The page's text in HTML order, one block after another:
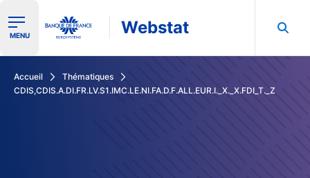
Ouvrir le menu de navigation
MENU Webstat
Accueil
Thématiques
CDIS,CDIS.A.DI.FR.LV.S1.IMC.LE.NI.FA.D.F.ALL.EUR.I._X._X.FDI_T._Z